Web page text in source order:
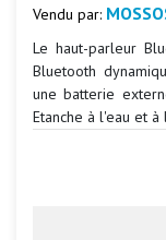
Vendu par:
Le haut-parleur
Bluetooth
une batterie
Etanche à l'eau et à